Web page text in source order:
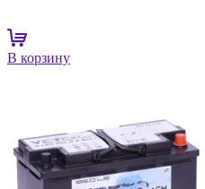
В корзину